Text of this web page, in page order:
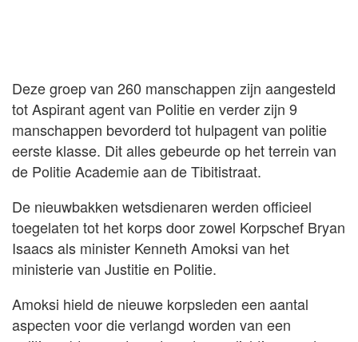
Deze groep van 260 manschappen zijn aangesteld
tot Aspirant agent van Politie en verder zijn 9
manschappen bevorderd tot hulpagent van politie
eerste klasse. Dit alles gebeurde op het terrein van
de Politie Academie aan de Tibitistraat.
De nieuwbakken wetsdienaren werden officieel
toegelaten tot het korps door zowel Korpschef Bryan
Isaacs als minister Kenneth Amoksi van het
ministerie van Justitie en Politie.
Amoksi hield de nieuwe korpsleden een aantal
aspecten voor die verlangd worden van een